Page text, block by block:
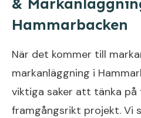
Hammarbacken
När det kommer till
markanläggning i
viktiga saker att tänka
framgångsrikt projekt. Vi